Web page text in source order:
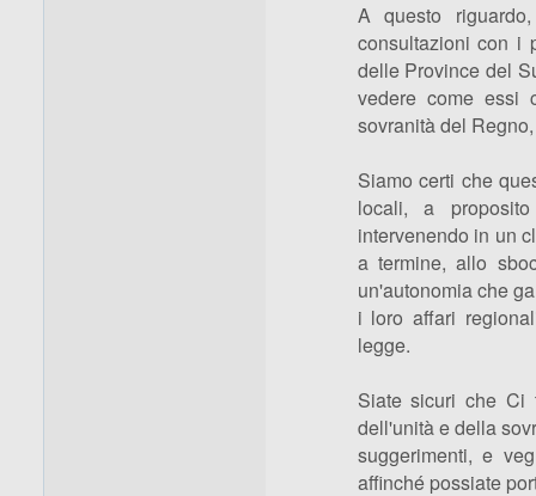
A questo
consultazioni con i
delle Province del
vedere come essi
sovranità del
Siamo certi che
locali, a
intervenendo in un
a termine, allo
un'autonomia che
i loro affari
legge.
Siate sicuri che Ci
dell'unità e della
suggerimenti, e
affinché possiate